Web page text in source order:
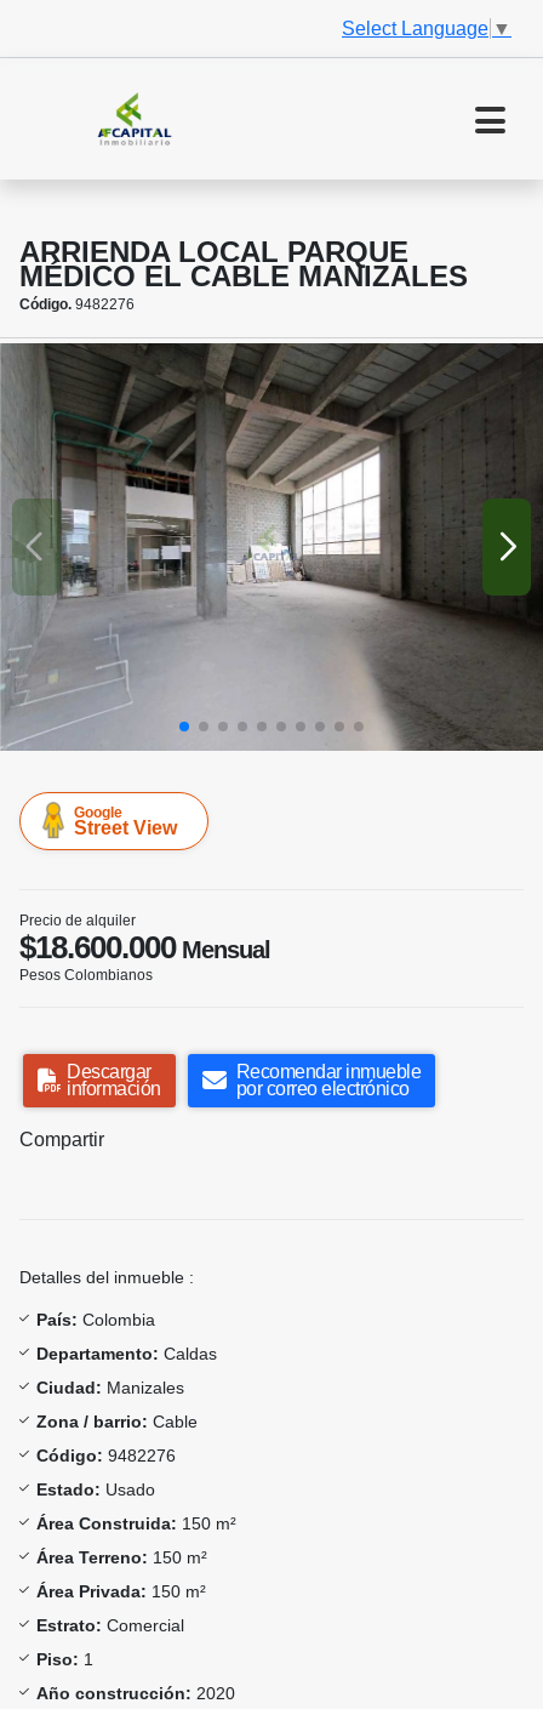
Select Language ▼
ARRIENDA LOCAL PARQUE
MÉDICO EL CABLE MANIZALES
Código. 9482276
Google
Street View
Precio de alquiler
$18.600.000Mensual
Pesos Colombianos
Descargar
información
Recomendar inmueble
por correo electrónico
Compartir
Detalles del inmueble :
País: Colombia
Departamento: Caldas
Ciudad: Manizales
Zona / barrio: Cable
Código: 9482276
Estado: Usado
Área Construida: 150 m²
Área Terreno: 150 m²
Área Privada: 150 m²
Estrato: Comercial
Piso: 1
Año construcción: 2020